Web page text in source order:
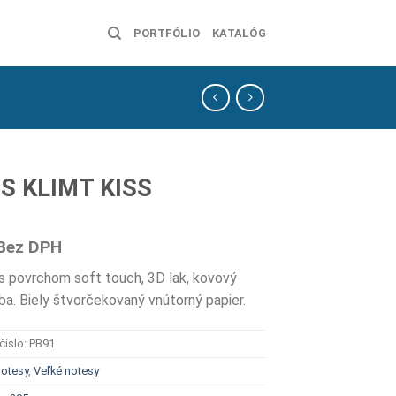
PORTFÓLIO KATALÓG
KLIMT KISS
DPH
povrchom soft touch, 3D lak, kovový
Biely štvorčekovaný vnútorný papier.
PB91
,Veľké notesy